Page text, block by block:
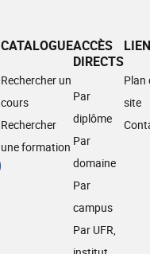
CATALOGUE
Rechercher un
cours
Rechercher
une formation
ACCÈS
DIRECTS
Par
diplôme
Par
domaine
Par
campus
Par UFR,
Plan
site